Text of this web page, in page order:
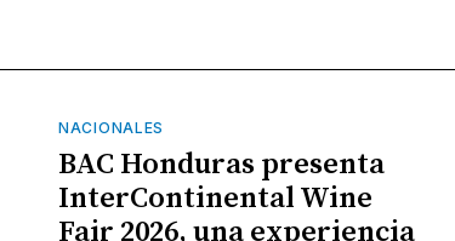
NACIONALES
BAC Honduras presenta
InterContinental Wine
Fair 2026, una experiencia